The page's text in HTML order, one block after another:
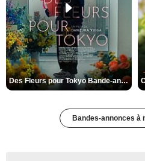
Des Fleurs pour Tokyo Bande-annonce VO STFR
Bandes-annonces à